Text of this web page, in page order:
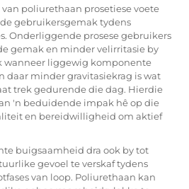
poliurethaan prosetiese voete
gebruikersgemak tydens
Onderliggende prosese gebruikers
gemak en minder velirritasie by
wanneer liggewig komponente
daar minder gravitasiekrag is wat
trek gedurende die dag. Hierdie
'n beduidende impak hê op die
en bereidwilligheid om aktief
buigsaamheid dra ook by tot
gevoel te verskaf tydens
van loop. Poliurethaan kan